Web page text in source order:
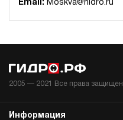
Email: Moskva@hidro.ru
2005 — 2021 Все права
Информация